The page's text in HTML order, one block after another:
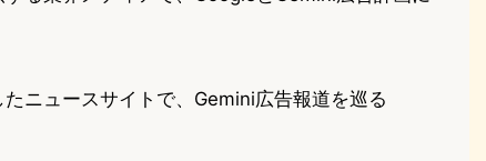
ニュースサイトで、Gemini広告報道を巡る